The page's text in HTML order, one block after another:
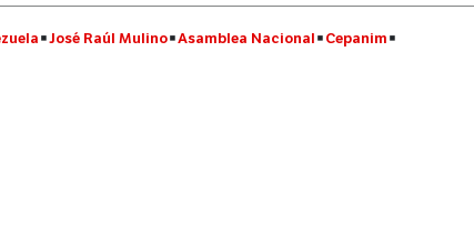
José Raúl Mulino Asamblea Nacional Cepanim